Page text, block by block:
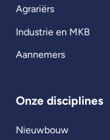
Agrariërs
Industrie en MKB
Aannemers
Onze disciplines
Nieuwbouw